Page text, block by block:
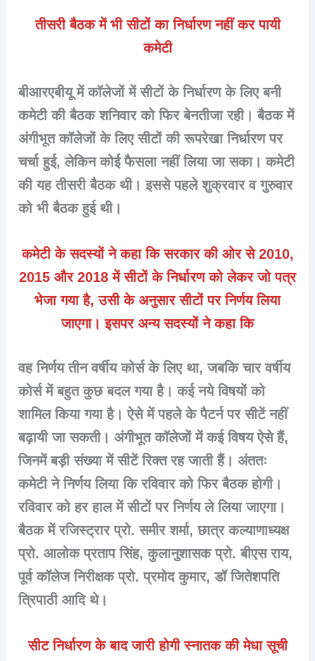
तीसरी बैठक में भी सीटों का निर्धारण नहीं कर पायी
कमेटी
बीआरएबीयू में कॉलेजों में सीटों के निर्धारण के लिए बनी
कमेटी की बैठक शनिवार को फिर बेनतीजा रही। बैठक में
अंगीभूत कॉलेजों के लिए सीटों की रूपरेखा निर्धारण पर
चर्चा हुई, लेकिन कोई फैसला नहीं लिया जा सका। कमेटी
की यह तीसरी बैठक थी। इससे पहले शुक्रवार व गुरुवार
को भी बैठक हुई थी।
कमेटी के सदस्यों ने कहा कि सरकार की ओर से 2010,
2015 और 2018 में सीटों के निर्धारण को लेकर जो पत्र
भेजा गया है, उसी के अनुसार सीटों पर निर्णय लिया
जाएगा। इसपर अन्य सदस्यों ने कहा कि
वह निर्णय तीन वर्षीय कोर्स के लिए था, जबकि चार वर्षीय
कोर्स में बहुत कुछ बदल गया है। कई नये विषयों को
शामिल किया गया है। ऐसे में पहले के पैटर्न पर सीटें नहीं
बढ़ायी जा सकती। अंगीभूत कॉलेजों में कई विषय ऐसे हैं,
जिनमें बड़ी संख्या में सीटें रिक्त रह जाती हैं। अंततः
कमेटी ने निर्णय लिया कि रविवार को फिर बैठक होगी।
रविवार को हर हाल में सीटों पर निर्णय ले लिया जाएगा।
बैठक में रजिस्ट्रार प्रो. समीर शर्मा, छात्र कल्याणाध्यक्ष
प्रो. आलोक प्रताप सिंह, कुलानुशासक प्रो. बीएस राय,
पूर्व कॉलेज निरीक्षक प्रो. प्रमोद कुमार, डॉ जितेशपति
त्रिपाठी आदि थे।
सीट निर्धारण के बाद जारी होगी स्नातक की मेधा सूची